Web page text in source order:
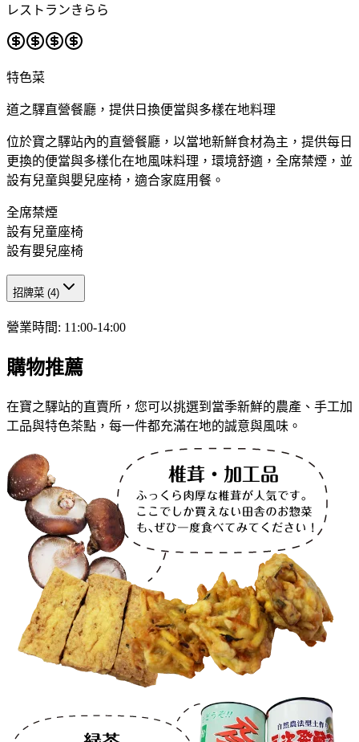
レストランきらら
特色菜
道之驛直營餐廳，提供日換便當與多樣在地料理
位於寶之驛站內的直營餐廳，以當地新鮮食材為主，提供每日
更換的便當與多樣化在地風味料理，環境舒適，全席禁煙，並
設有兒童與嬰兒座椅，適合家庭用餐。
全席禁煙
設有兒童座椅
設有嬰兒座椅
招牌菜 (4)
營業時間: 11:00-14:00
購物推薦
在寶之驛站的直賣所，您可以挑選到當季新鮮的農產、手工加
工品與特色茶點，每一件都充滿在地的誠意與風味。